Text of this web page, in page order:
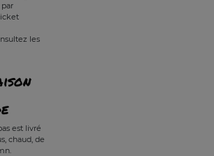
les
est livré
chaud, de